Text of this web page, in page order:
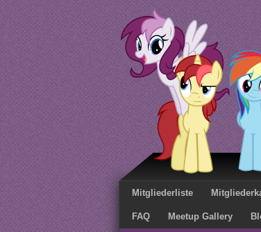
Mitgliederliste
FAQ Meetup Gallery